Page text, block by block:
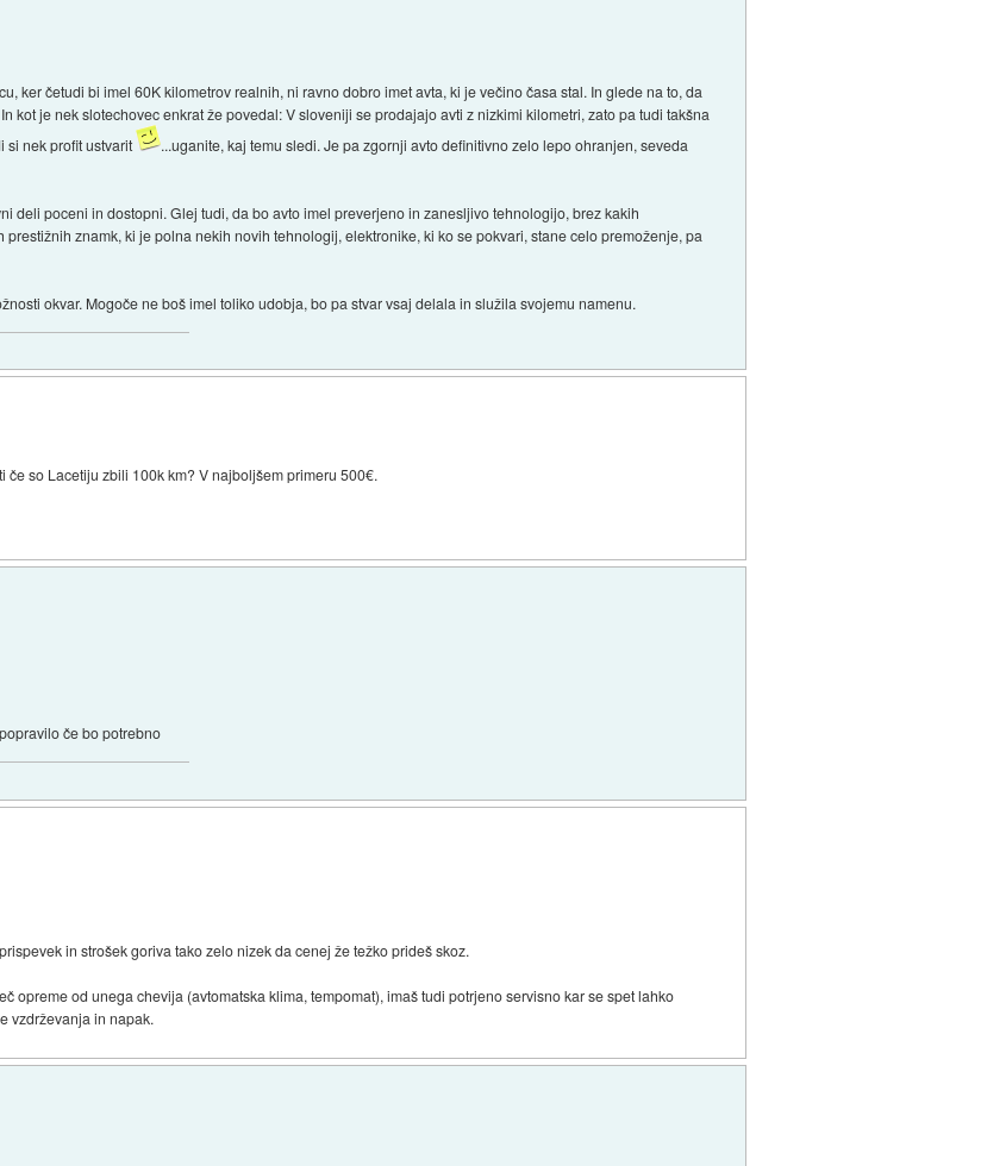
ker četudi bi imel 60K kilometrov realnih, ni ravno dobro imet avta, ki je večino časa stal. In glede na to, da
kot je nek slotechovec enkrat že povedal: V sloveniji se prodajajo avti z nizkimi kilometri, zato pa tudi takšna
si nek profit ustvarit
...uganite, kaj temu sledi. Je pa zgornji avto definitivno zelo lepo ohranjen, seveda
deli poceni in dostopni. Glej tudi, da bo avto imel preverjeno in zanesljivo tehnologijo, brez kakih
znamk, ki je polna nekih novih tehnologij, elektronike, ki ko se pokvari, stane celo premoženje, pa
okvar. Mogoče ne boš imel toliko udobja, bo pa stvar vsaj delala in služila svojemu namenu.
so Lacetiju zbili 100k km? V najboljšem primeru 500€.
če bo potrebno
in strošek goriva tako zelo nizek da cenej že težko prideš skoz.
opreme od unega chevija (avtomatska klima, tempomat), imaš tudi potrjeno servisno kar se spet lahko
vzdrževanja in napak.